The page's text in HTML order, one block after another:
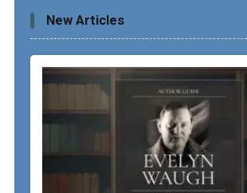
New Articles